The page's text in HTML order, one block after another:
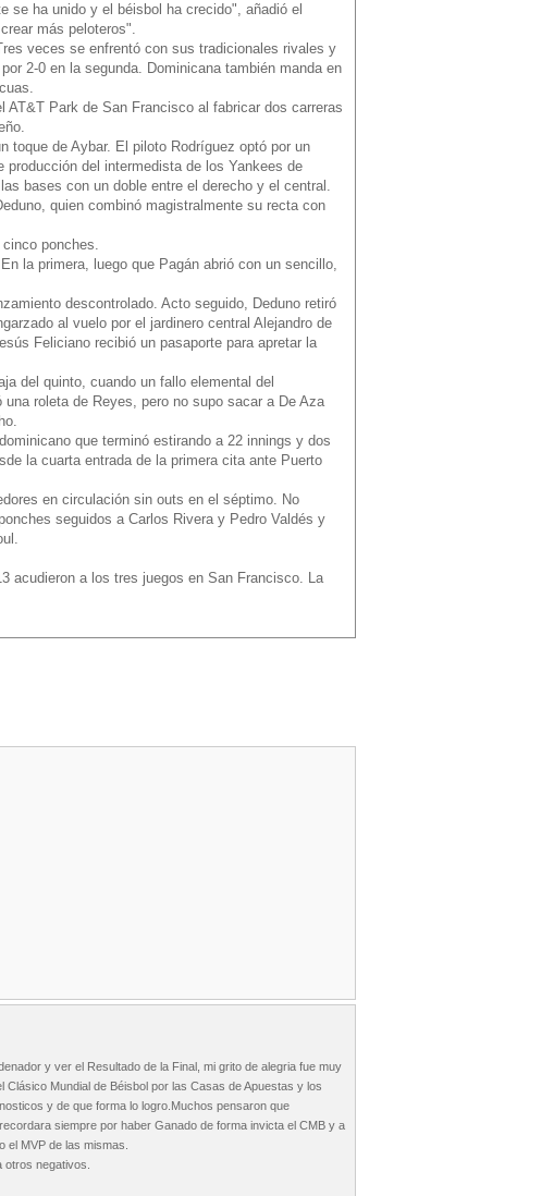
se ha unido y el béisbol ha crecido", añadió el
más peloteros".
veces se enfrentó con sus tradicionales rivales y
2-0 en la segunda. Dominicana también manda en
Park de San Francisco al fabricar dos carreras
toque de Aybar. El piloto Rodríguez optó por un
producción del intermedista de los Yankees de
bases con un doble entre el derecho y el central.
quien combinó magistralmente su recta con
ponches.
la primera, luego que Pagán abrió con un sencillo,
descontrolado. Acto seguido, Deduno retiró
al vuelo por el jardinero central Alejandro de
Feliciano recibió un pasaporte para apretar la
del quinto, cuando un fallo elemental del
roleta de Reyes, pero no supo sacar a De Aza
que terminó estirando a 22 innings y dos
la cuarta entrada de la primera cita ante Puerto
en circulación sin outs en el séptimo. No
seguidos a Carlos Rivera y Pedro Valdés y
acudieron a los tres juegos en San Francisco. La
y ver el Resultado de la Final, mi grito de alegria fue muy
Mundial de Béisbol por las Casas de Apuestas y los
y de que forma lo logro.Muchos pensaron que
siempre por haber Ganado de forma invicta el CMB y a
el MVP de las mismas.
negativos.